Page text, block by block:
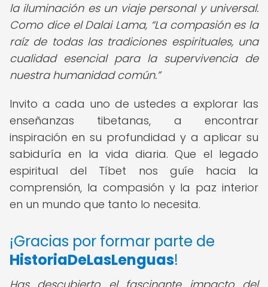
la iluminación es un viaje personal y universal.
Como dice el Dalai Lama, La compasión es la
raíz de todas las tradiciones espirituales, una
cualidad esencial para la supervivencia de
nuestra humanidad común.
Invito a cada uno de ustedes a explorar las
enseñanzas tibetanas, a encontrar
inspiración en su profundidad y a aplicar su
sabiduría en la vida diaria. Que el legado
espiritual del Tíbet nos guíe hacia la
comprensión, la compasión y la paz interior
en un mundo que tanto lo necesita.
¡Gracias por formar parte de
HistoriaDeLasLenguas!